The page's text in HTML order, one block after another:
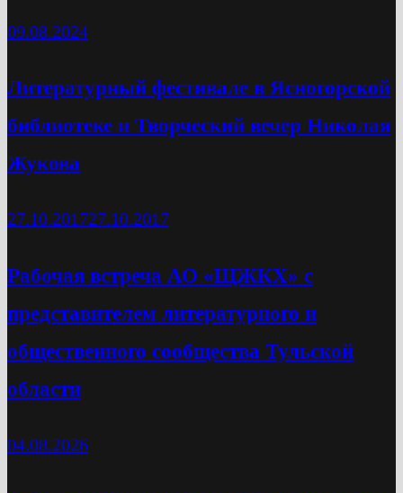
09.08.2024
Литературный фестивале в Ясногорской
библиотеке и Творческий вечер Николая
Жукова
27.10.201727.10.2017
Рабочая встреча АО «ЩЖКХ» с
представителем литературного и
общественного сообщества Тульской
области
04.08.2026